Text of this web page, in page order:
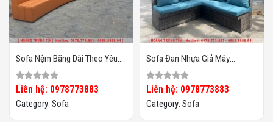
Sofa Nệm Băng Dài Theo Yêu
Cầu HTT01
Liên hệ: 0978773883
Category: Sofa
Sofa Đan Nhựa Giả Mây
HTT096
Liên hệ: 0978773883
Category: Sofa